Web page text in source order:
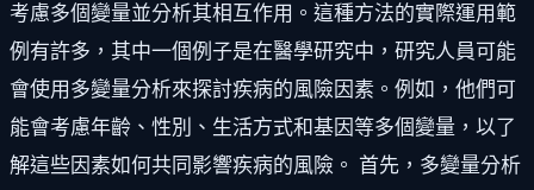
考慮多個變量並分析其相互作用。這種方法的實際運用範
例有許多，其中一個例子是在醫學研究中，研究人員可能
會使用多變量分析來探討疾病的風險因素。例如，他們可
能會考慮年齡、性別、生活方式和基因等多個變量，以了
解這些因素如何共同影響疾病的風險。 首先，多變量分析